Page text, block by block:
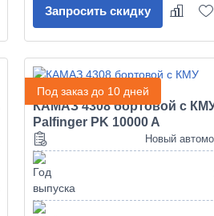
Запросить скидку
Под заказ до 10 дней
КАМАЗ 4308 бортовой с
Palfinger PK 10000 A
Новый